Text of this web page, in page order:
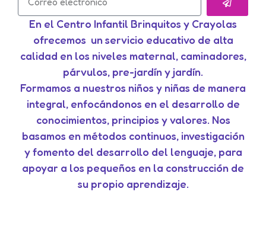
En el Centro Infantil Brinquitos y Crayolas
ofrecemos un servicio educativo de alta
calidad en los niveles maternal, caminadores,
párvulos, pre-jardín y jardín.
Formamos a nuestros niños y niñas de manera
integral, enfocándonos en el desarrollo de
conocimientos, principios y valores. Nos
basamos en métodos continuos, investigación
y fomento del desarrollo del lenguaje, para
apoyar a los pequeños en la construcción de
su propio aprendizaje.